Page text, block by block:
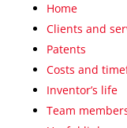
Home
Clients and
Patents
Costs and
Inventor’s life
Team